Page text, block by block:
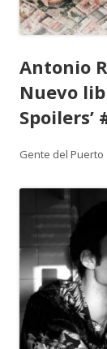
Antonio
Nuevo
Spoilers’
Autor
Gente del Puerto